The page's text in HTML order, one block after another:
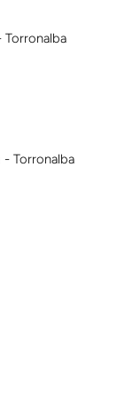
Torronalba
Torronalba